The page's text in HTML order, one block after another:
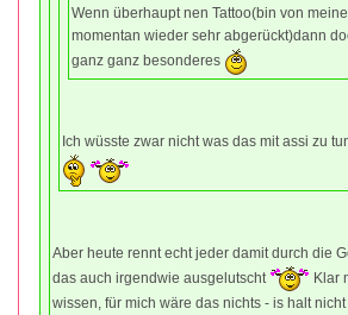
Wenn überhaupt nen Tattoo(bin von
momentan wieder sehr abgerückt)dann
ganz ganz besonderes
Ich wüsste zwar nicht was das mit assi zu
Aber heute rennt echt jeder damit durch die
das auch irgendwie ausgelutscht
Klar
wissen, für mich wäre das nichts - is halt